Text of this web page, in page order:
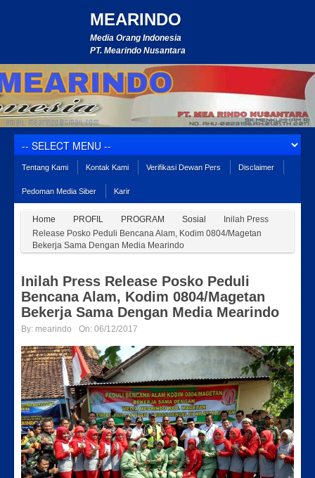
MEARINDO
Media Orang Indonesia
PT. Mearindo Nusantara
Tentang Kami Kontak Kami Verifikasi Dewan Pers Disclaimer
Pedoman Media Siber Karir
Home PROFIL PROGRAM Sosial
Inilah Press
Release Posko Peduli Bencana Alam, Kodim 0804/Magetan
Bekerja Sama Dengan Media Mearindo
Inilah Press Release Posko Peduli
Bencana Alam, Kodim 0804/Magetan
Bekerja Sama Dengan Media Mearindo
By: mearindo On: 06/12/2017